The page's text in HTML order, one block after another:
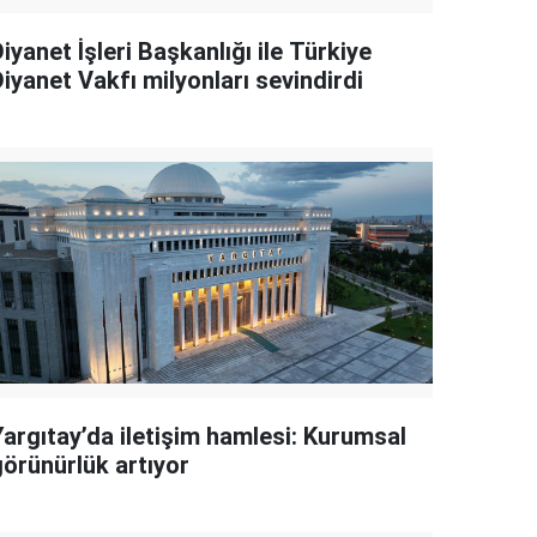
İşleri Başkanlığı ile Türkiye
Vakfı milyonları sevindirdi
iletişim hamlesi: Kurumsal
artıyor